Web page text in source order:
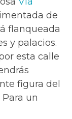
de
flanqueada
y palacios.
esta calle
figura del
un